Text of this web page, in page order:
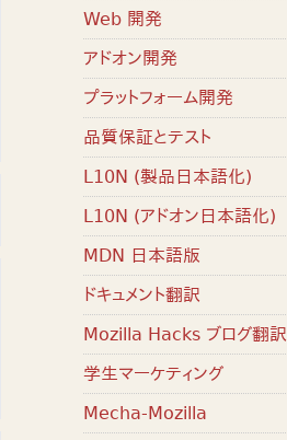
Web 開発
アドオン開発
プラットフォーム開発
品質保証とテスト
L10N (製品日本語化)
L10N (アドオン日本語化)
MDN 日本語版
ドキュメント翻訳
Mozilla Hacks ブログ翻訳
学生マーケティング
Mecha-Mozilla